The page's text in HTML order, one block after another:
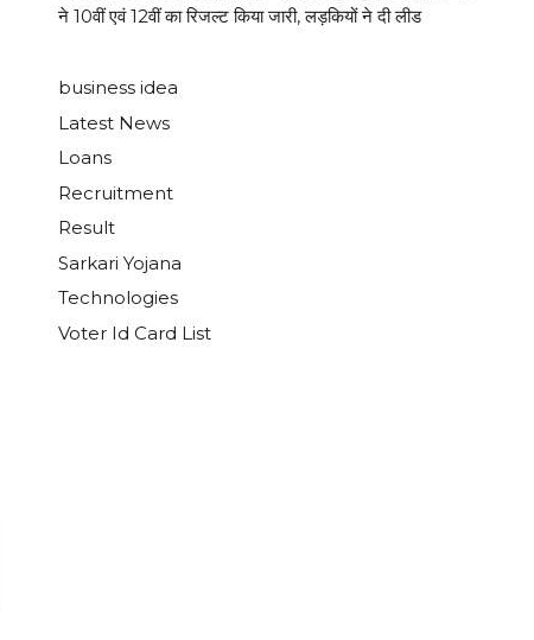
ने 10वीं एवं 12वीं का रिजल्ट किया जारी, लड़कियों ने दी लीड
business idea
Latest News
Loans
Recruitment
Result
Sarkari Yojana
Technologies
Voter Id Card List